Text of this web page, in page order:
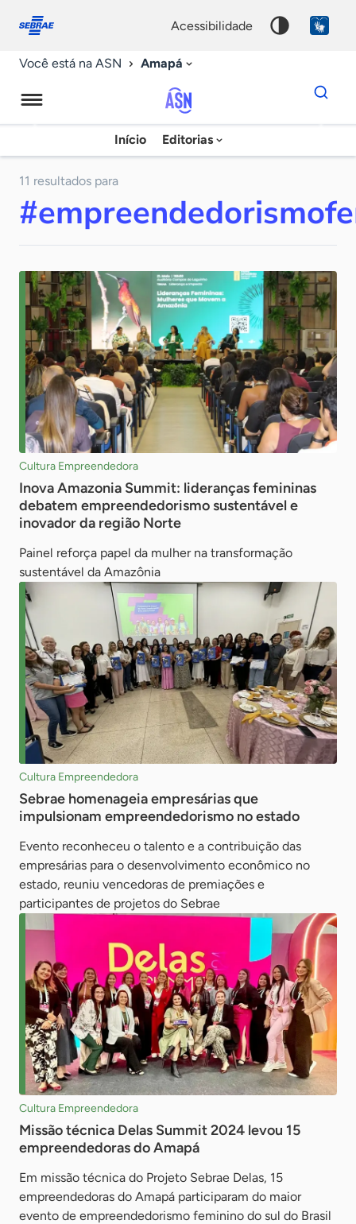
conosco
acessibilidade
Você está na ASN Amapá
Agência
Sebrae
Notícias
Início Editorias
Dados
para
chave
11 resultados para
Cultura Empreendedora
Inova Amazonia Summit: lideranças femininas
debatem empreendedorismo sustentável e
inovador da região Norte
Painel reforça papel da mulher na transformação
sustentável da Amazônia
Cultura Empreendedora
Sebrae homenageia empresárias que
impulsionam empreendedorismo no estado
Evento reconheceu o talento e a contribuição das
empresárias para o desenvolvimento econômico no
estado, reuniu vencedoras de premiações e
participantes de projetos do Sebrae
Cultura Empreendedora
Missão técnica Delas Summit 2024 levou 15
empreendedoras do Amapá
Em missão técnica do Projeto Sebrae Delas, 15
empreendedoras do Amapá participaram do maior
evento de empreendedorismo feminino do sul do Brasil